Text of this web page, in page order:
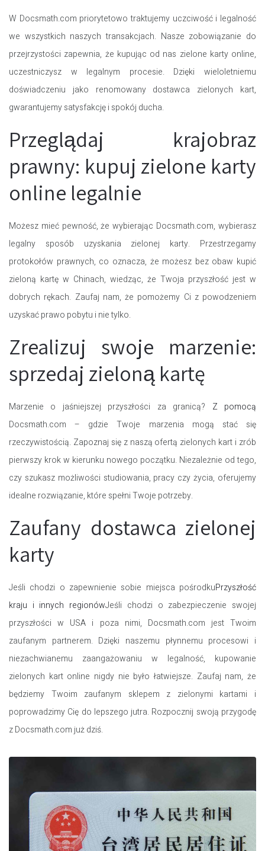
W Docsmath.com priorytetowo traktujemy uczciwość i legalność
we wszystkich naszych transakcjach. Nasze zobowiązanie do
przejrzystości zapewnia, że kupując od nas zielone karty online,
uczestniczysz w legalnym procesie. Dzięki wieloletniemu
doświadczeniu jako renomowany dostawca zielonych kart,
gwarantujemy satysfakcję i spokój ducha.
Przeglądaj krajobraz
prawny: kupuj zielone karty
online legalnie
Możesz mieć pewność, że wybierając Docsmath.com, wybierasz
legalny sposób uzyskania zielonej karty. Przestrzegamy
protokołów prawnych, co oznacza, że możesz bez obaw kupić
zieloną kartę w Chinach, wiedząc, że Twoja przyszłość jest w
dobrych rękach. Zaufaj nam, że pomożemy Ci z powodzeniem
uzyskać prawo pobytu i nie tylko.
Zrealizuj swoje marzenie:
sprzedaj zieloną kartę
Marzenie o jaśniejszej przyszłości za granicą? Z pomocą
Docsmath.com – gdzie Twoje marzenia mogą stać się
rzeczywistością. Zapoznaj się z naszą ofertą zielonych kart i zrób
pierwszy krok w kierunku nowego początku. Niezależnie od tego,
czy szukasz możliwości studiowania, pracy czy życia, oferujemy
idealne rozwiązanie, które spełni Twoje potrzeby.
Zaufany dostawca zielonej
karty
Jeśli chodzi o zapewnienie sobie miejsca pośrodkuPrzyszłość
kraju i innych regionówJeśli chodzi o zabezpieczenie swojej
przyszłości w USA i poza nimi, Docsmath.com jest Twoim
zaufanym partnerem. Dzięki naszemu płynnemu procesowi i
niezachwianemu zaangażowaniu w legalność, kupowanie
zielonych kart online nigdy nie było łatwiejsze. Zaufaj nam, że
będziemy Twoim zaufanym sklepem z zielonymi kartami i
poprowadzimy Cię do lepszego jutra. Rozpocznij swoją przygodę
z Docsmath.com już dziś.